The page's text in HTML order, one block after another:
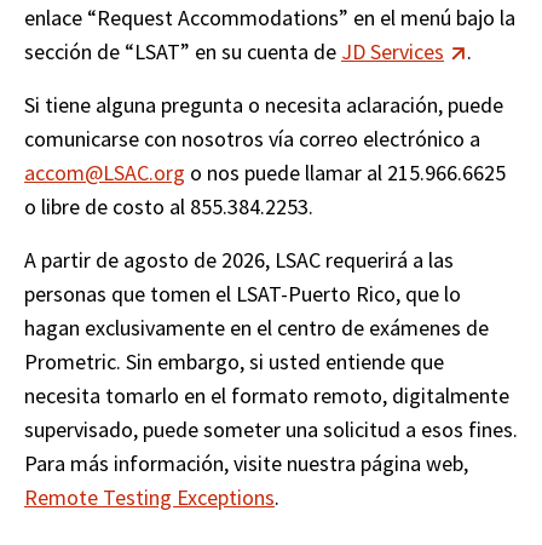
enlace “Request Accommodations” en el menú bajo la
sección de “LSAT” en su cuenta de JD Services
.
Si tiene alguna pregunta o necesita aclaración, puede
accom@LSAC.org o nos puede llamar al 215.966.6625
o libre de costo al 855.384.2253.
A partir de agosto de 2026, LSAC requerirá a las
personas que tomen el LSAT-Puerto Rico, que lo
hagan exclusivamente en el centro de exámenes de
Prometric. Sin embargo, si usted entiende que
necesita tomarlo en el formato remoto, digitalmente
supervisado, puede someter una solicitud a esos fines.
Remote Testing Exceptions.